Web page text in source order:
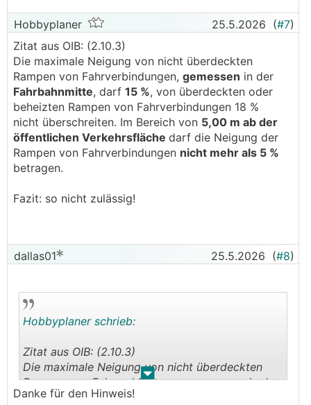
Hobbyplaner 25.5.2026 (#7)
Zitat aus OIB: (2.10.3)
Die maximale Neigung von nicht überdeckten
Rampen von Fahrverbindungen, gemessen in der
Fahrbahnmitte, darf 15 %, von überdeckten oder
beheizten Rampen von Fahrverbindungen 18 %
nicht überschreiten. Im Bereich von 5,00 m ab der
öffentlichen Verkehrsfläche darf die Neigung der
Rampen von Fahrverbindungen nicht mehr als 5 %
betragen.
Fazit: so nicht zulässig!
dallas01 25.5.2026 (#8)
. .
Hobbyplaner schrieb:
Zitat aus OIB: (2.10.3)
Die maximale Neigung von nicht überdeckten
Rampen von Fahrverbindungen, gemessen in der
Fahrbahnmitte, darf 15 %, von überdeckten oder
Danke für den Hinweis!